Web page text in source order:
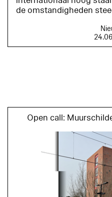
de omstandigheden
Open call: